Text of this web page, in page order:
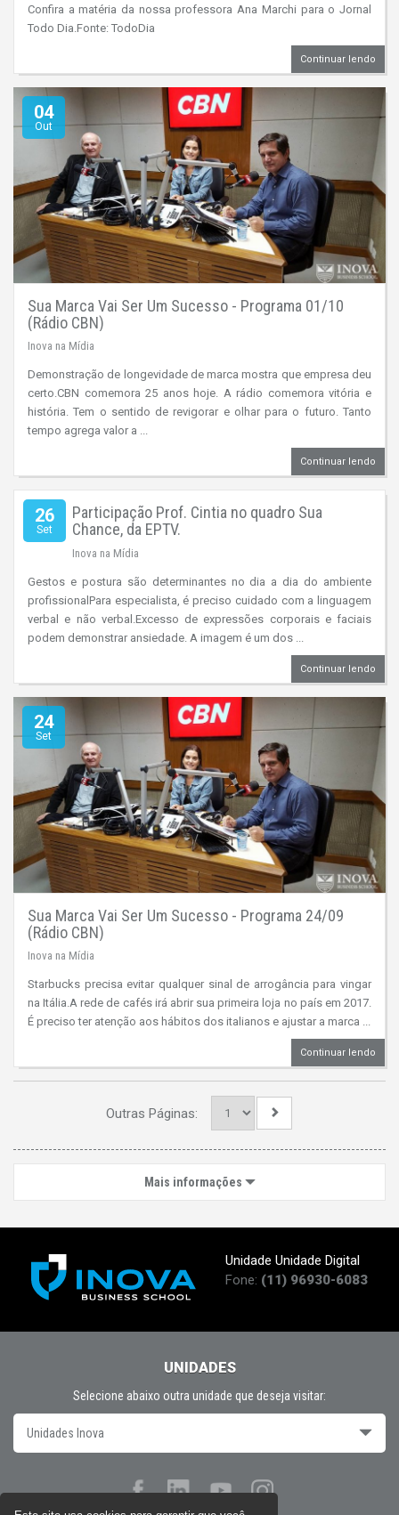
Confira a matéria da nossa professora Ana Marchi para o Jornal
Todo Dia.Fonte: TodoDia
Continuar lendo
04
Out
Sua Marca Vai Ser Um Sucesso - Programa 01/10
(Rádio CBN)
Inova na Mídia
Demonstração de longevidade de marca mostra que empresa deu
certo.CBN comemora 25 anos hoje. A rádio comemora vitória e
história. Tem o sentido de revigorar e olhar para o futuro. Tanto
tempo agrega valor a ...
Continuar lendo
Participação Prof. Cintia no quadro Sua
Chance, da EPTV.
26
Set
Inova na Mídia
Gestos e postura são determinantes no dia a dia do ambiente
profissionalPara especialista, é preciso cuidado com a linguagem
verbal e não verbal.Excesso de expressões corporais e faciais
podem demonstrar ansiedade. A imagem é um dos ...
Continuar lendo
24
Set
Sua Marca Vai Ser Um Sucesso - Programa 24/09
(Rádio CBN)
Inova na Mídia
Starbucks precisa evitar qualquer sinal de arrogância para vingar
na Itália.A rede de cafés irá abrir sua primeira loja no país em 2017.
É preciso ter atenção aos hábitos dos italianos e ajustar a marca ...
Continuar lendo
Outras Páginas:
Mais informações
Unidade Unidade Digital
Fone: (11) 96930-6083
UNIDADES
Selecione abaixo outra unidade que deseja visitar:
Unidades Inova